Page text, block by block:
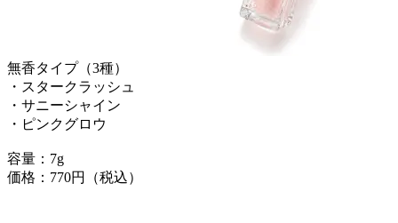
無香タイプ（3種）
・スタークラッシュ
・サニーシャイン
・ピンクグロウ
容量：7g
価格：770円（税込）